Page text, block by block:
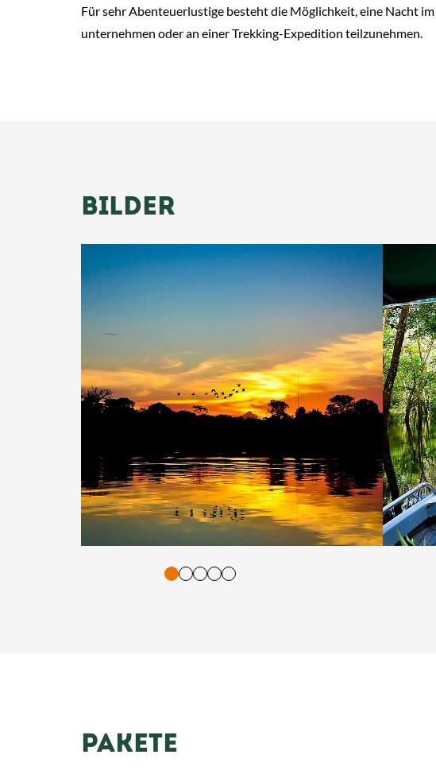
Für sehr Abenteuerlustige besteht die Möglichkeit, eine Nacht
unternehmen oder an einer Trekking-Expedition teilzunehmen.
BILDER
Bestätigung und Vorlesen der Inhalte mit Leertaste oder Tabulator-Taste.
PAKETE